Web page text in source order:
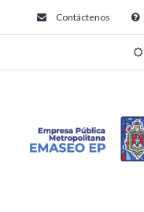
Contáctenos